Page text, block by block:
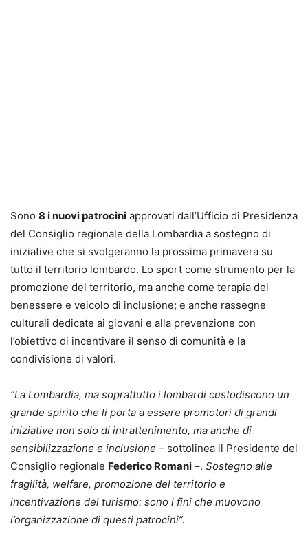
Sono 8 i nuovi patrocini approvati dall’Ufficio di Presidenza
del Consiglio regionale della Lombardia a sostegno di
iniziative che si svolgeranno la prossima primavera su
tutto il territorio lombardo. Lo sport come strumento per la
promozione del territorio, ma anche come terapia del
benessere e veicolo di inclusione; e anche rassegne
culturali dedicate ai giovani e alla prevenzione con
l’obiettivo di incentivare il senso di comunità e la
condivisione di valori.
“La Lombardia, ma soprattutto i lombardi custodiscono un
grande spirito che li porta a essere promotori di grandi
iniziative non solo di intrattenimento, ma anche di
sensibilizzazione e inclusione – sottolinea il Presidente del
Consiglio regionale Federico Romani –. Sostegno alle
fragilità, welfare, promozione del territorio e
incentivazione del turismo: sono i fini che muovono
l’organizzazione di questi patrocini”.